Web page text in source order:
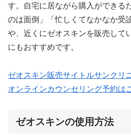
す。自宅に居ながら購入ができる
のは面倒」「忙しくてなかなか受
や、近くにゼオスキンを販売して
にもおすすめです。
ゼオスキン販売サイトルサンクリ
オンラインカウンセリング予約は
ゼオスキンの使用方法